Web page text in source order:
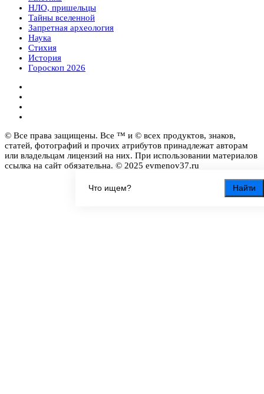
Найти
НЛО, пришельцы
Тайны вселенной
Запретная археология
Наука
Стихия
История
Гороскоп 2026
© Все права защищены. Все ™ и © всех продуктов, знаков,
статей, фотографий и прочих атрибутов принадлежат авторам
или владельцам лицензий на них. При использовании материалов
ссылка на сайт обязательна. © 2025 evmenov37.ru